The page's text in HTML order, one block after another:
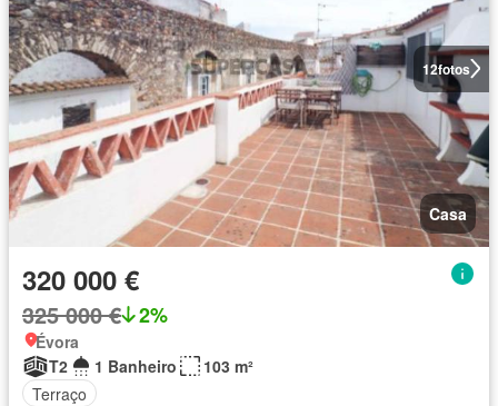
12fotos
Casa
320 000 €
325 000 € 2%
Évora
T2
1 Banheiro
103 m²
Terraço